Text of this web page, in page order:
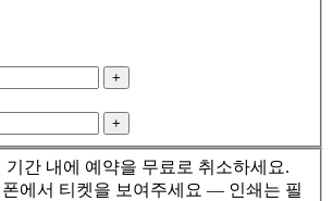
+
+
기간 내에 예약을 무료로 취소하세요.
에서 티켓을 보여주세요 — 인쇄는 필